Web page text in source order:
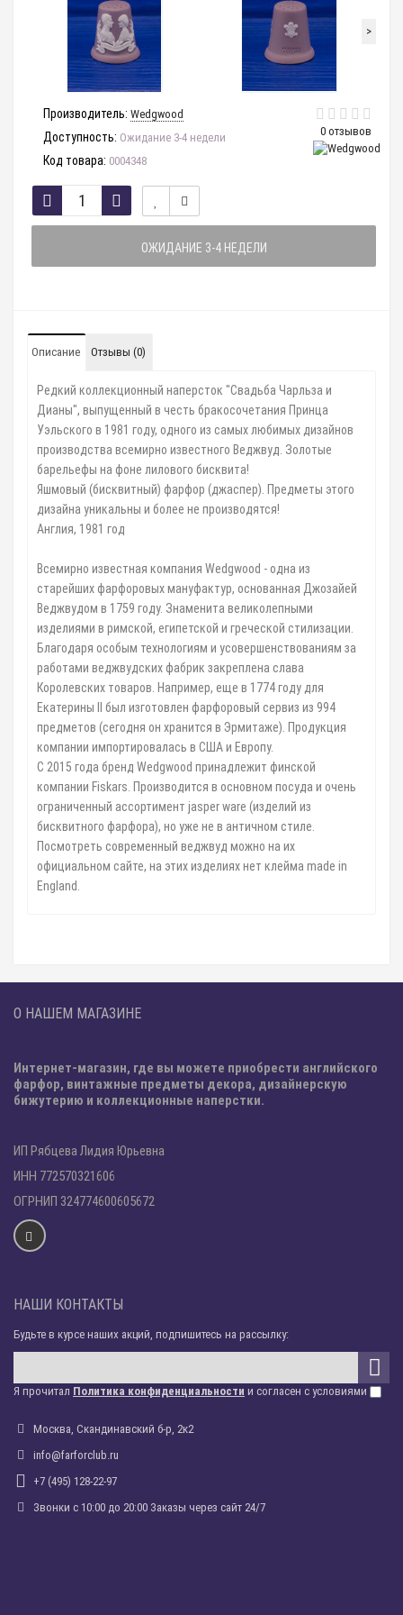
>
0 отзывов
Производитель: Wedgwood
Доступность: Ожидание 3-4 недели
Код товара: 0004348
ОЖИДАНИЕ 3-4 НЕДЕЛИ
Описание Отзывы (0)
Редкий коллекционный наперсток "Свадьба Чарльза и
Дианы", выпущенный в честь бракосочетания Принца
Уэльского в 1981 году, одного из самых любимых дизайнов
производства всемирно известного Веджвуд. Золотые
барельефы на фоне лилового бисквита!
Яшмовый (бисквитный) фарфор (джаспер). Предметы этого
дизайна уникальны и более не производятся!
Англия, 1981 год
Всемирно известная компания Wedgwood - одна из
старейших фарфоровых мануфактур, основанная Джозайей
Веджвудом в 1759 году. Знаменита великолепными
изделиями в римской, египетской и греческой стилизации.
Благодаря особым технологиям и усовершенствованиям за
работами веджвудских фабрик закреплена слава
Королевских товаров. Например, еще в 1774 году для
Екатерины II был изготовлен фарфоровый сервиз из 994
предметов (сегодня он хранится в Эрмитаже). Продукция
компании импортировалась в США и Европу.
С 2015 года бренд Wedgwood принадлежит финской
компании Fiskars. Производится в основном посуда и очень
ограниченный ассортимент jasper ware (изделий из
бисквитного фарфора), но уже не в античном стиле.
Посмотреть современный веджвуд можно на их
официальном сайте, на этих изделиях нет клейма made in
England.
О НАШЕМ МАГАЗИНЕ
Интернет-магазин, где вы можете приобрести английского
фарфор, винтажные предметы декора, дизайнерскую
бижутерию и коллекционные наперстки.
ИП Рябцева Лидия Юрьевна
ИНН 772570321606
ОГРНИП 324774600605672
НАШИ КОНТАКТЫ
Будьте в курсе наших акций, подпишитесь на рассылку:
Я прочитал Политика конфиденциальности и согласен с условиями
Москва, Скандинавский б-р, 2к2
info@farforclub.ru
+7 (495) 128-22-97
Звонки c 10:00 до 20:00 Заказы через сайт 24/7